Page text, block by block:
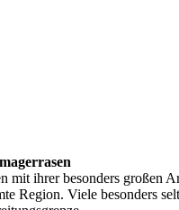
mit ihrer besonders großen
Region. Viele besonders